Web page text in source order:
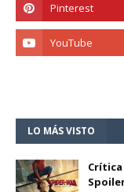
LO MÁS VISTO
Crítica